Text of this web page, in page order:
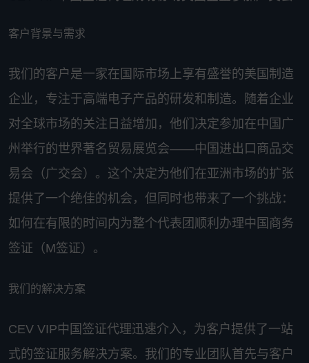
客户背景与需求
我们的客户是一家在国际市场上享有盛誉的美国制造
企业，专注于高端电子产品的研发和制造。随着企业
对全球市场的关注日益增加，他们决定参加在中国广
州举行的世界著名贸易展览会——中国进出口商品交
易会（广交会）。这个决定为他们在亚洲市场的扩张
提供了一个绝佳的机会，但同时也带来了一个挑战：
如何在有限的时间内为整个代表团顺利办理中国商务
签证（M签证）。
我们的解决方案
CEV VIP中国签证代理迅速介入，为客户提供了一站
式的签证服务解决方案。我们的专业团队首先与客户